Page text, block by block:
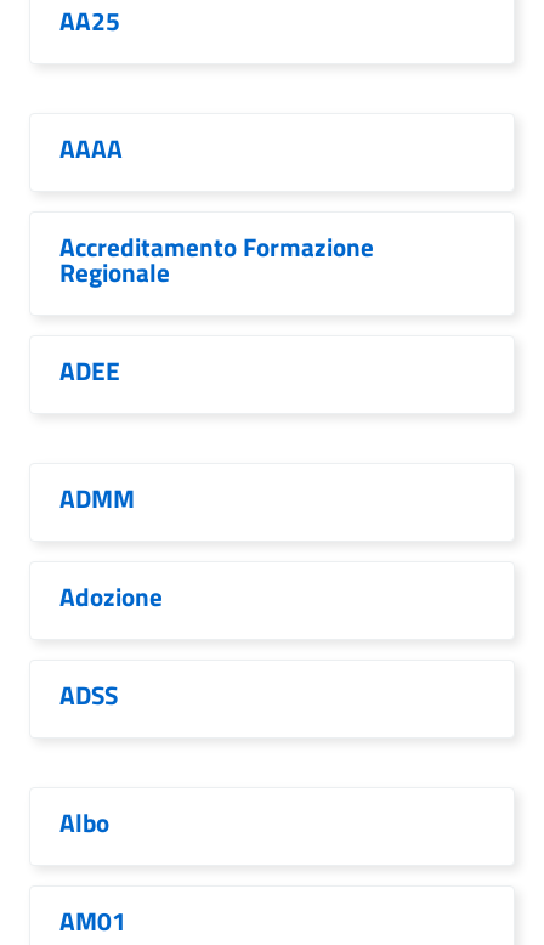
AA25
AAAA
Accreditamento Formazione
Regionale
ADEE
ADMM
Adozione
ADSS
Albo
AM01